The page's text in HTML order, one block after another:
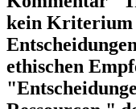
kein Kriterium
ethischen